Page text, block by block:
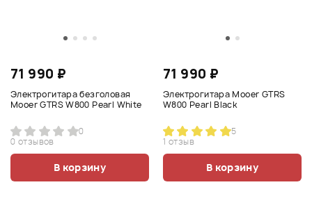
71 990 ₽
Электрогитара безголовая
Mooer GTRS W800 Pearl White
0
0 отзывов
В корзину
71 990 ₽
Электрогитара Mooer GTRS
W800 Pearl Black
5
1 отзыв
В корзину